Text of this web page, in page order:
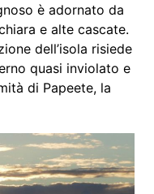
è adornato da
e alte cascate.
dell’isola risiede
quasi inviolato e
di Papeete, la